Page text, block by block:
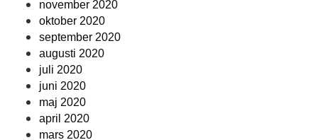
november 2020
oktober 2020
september 2020
augusti 2020
juli 2020
juni 2020
maj 2020
april 2020
mars 2020